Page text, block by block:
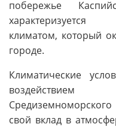
побережье
характеризуется
климатом, который
городе.
Климатические
свой вклад в